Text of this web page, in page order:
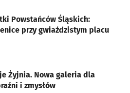
Powstańców Śląskich:
przy gwiaździstym placu
Żyjnia. Nowa galeria dla
i zmysłów